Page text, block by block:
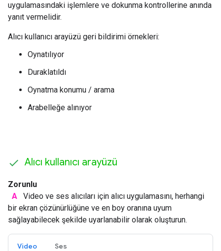
uygulamasındaki işlemlere ve dokunma kontrollerine anında
yanıt vermelidir.
Alıcı kullanıcı arayüzü geri bildirimi örnekleri:
Oynatılıyor
Duraklatıldı
Oynatma konumu / arama
Arabelleğe alınıyor
Alıcı kullanıcı arayüzü
Zorunlu
A
Video ve ses alıcıları için alıcı uygulamasını, herhangi
bir ekran çözünürlüğüne ve en boy oranına uyum
sağlayabilecek şekilde uyarlanabilir olarak oluşturun.
Video Ses